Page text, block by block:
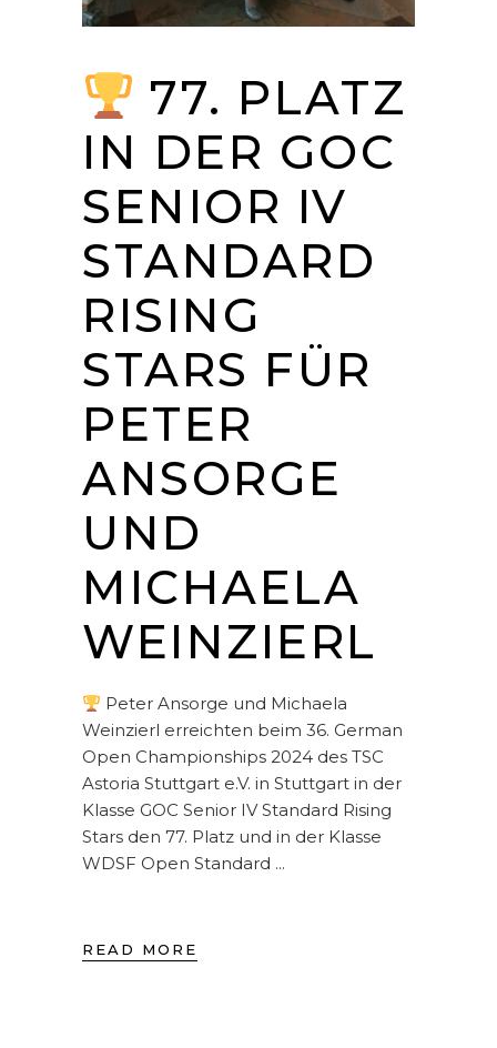
77. PLATZ
IN DER GOC
SENIOR IV
STANDARD
RISING
STARS FÜR
PETER
ANSORGE
UND
MICHAELA
WEINZIERL
Peter Ansorge und Michaela
Weinzierl erreichten beim 36. German
Open Championships 2024 des TSC
Astoria Stuttgart e.V. in Stuttgart in der
Klasse GOC Senior IV Standard Rising
Stars den 77. Platz und in der Klasse
WDSF Open Standard
READ MORE